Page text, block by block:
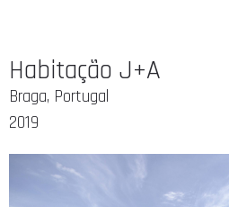
Habitação J+A
Braga, Portugal
2019